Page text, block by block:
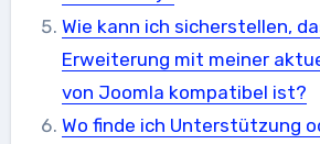
Wie kann ich sicherstellen,
Erweiterung mit meiner
von Joomla kompatibel ist?
Wo finde ich Unterstützung